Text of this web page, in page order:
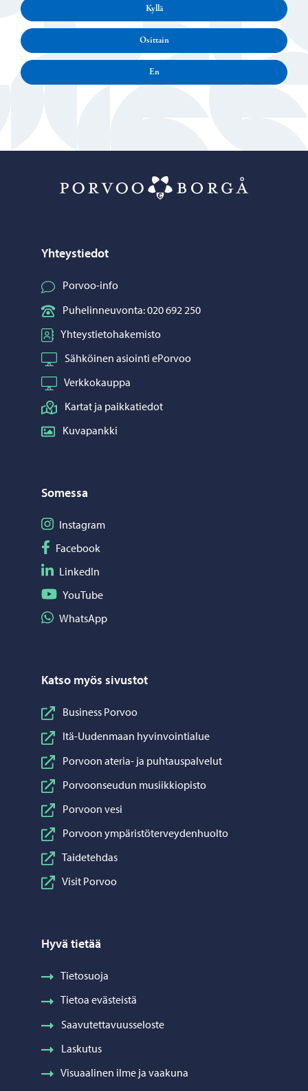
Kyllä
Osittain
En
Yhteystiedot
Porvoo-info
Puhelinneuvonta: 020 692 250
Yhteystietohakemisto
Sähköinen asiointi ePorvoo
Verkkokauppa
Kartat ja paikkatiedot
Kuvapankki
Somessa
Seuraa Instagram
Instagram
Seuraa Facebook
Facebook
Seuraa LinkedIn
LinkedIn
Seuraa YouTube
YouTube
Jaa WhatsApp
WhatsApp
Katso myös sivustot
Business Porvoo
Itä-Uudenmaan hyvinvointialue
Porvoon ateria- ja puhtauspalvelut
Porvoonseudun musiikkiopisto
Porvoon vesi
Porvoon ympäristöterveydenhuolto
Taidetehdas
Visit Porvoo
Hyvä tietää
Tietosuoja
Tietoa evästeistä
Saavutettavuusseloste
Laskutus
Visuaalinen ilme ja vaakuna